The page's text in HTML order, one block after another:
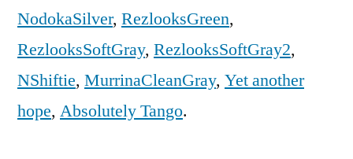
NodokaSilver, RezlooksGreen,
RezlooksSoftGray, RezlooksSoftGray2,
NShiftie, MurrinaCleanGray, Yet another
hope, Absolutely Tango.